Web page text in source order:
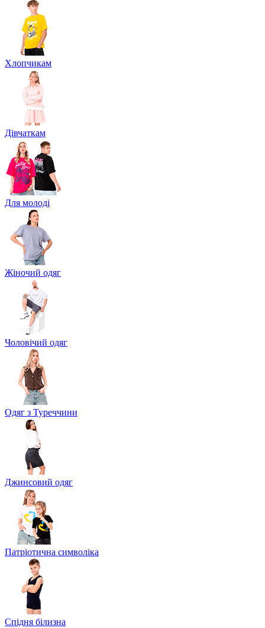
Хлопчикам
Дівчаткам
Для молоді
Жіночий одяг
Чоловічий одяг
Одяг з Туреччини
Джинсовий одяг
Патріотична символіка
Спідня білизна